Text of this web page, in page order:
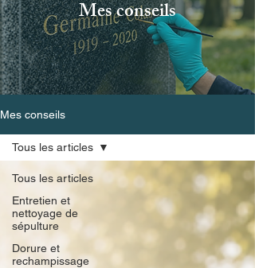
Mes conseils
Mes conseils
Tous les articles
Entretien et
nettoyage de
sépulture
Dorure et
rechampissage
Tous les articles